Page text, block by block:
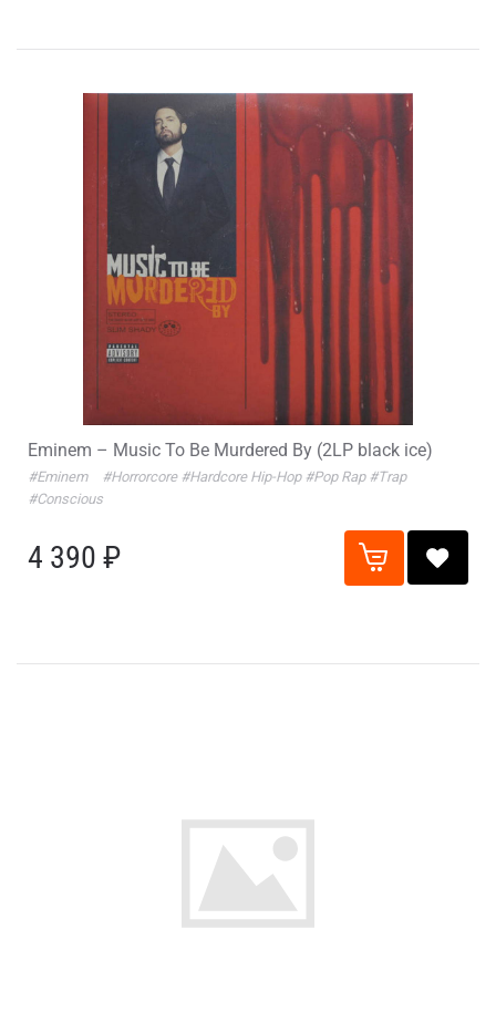
Eminem – Music To Be Murdered By (2LP black ice)
#Eminem #Horrorcore #Hardcore Hip-Hop #Pop Rap #Trap
#Conscious
4 390 ₽